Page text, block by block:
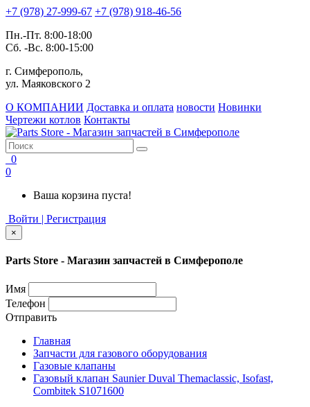
+7 (978) 27-999-67 +7 (978) 918-46-56
Пн.-Пт. 8:00-18:00
Сб. -Вс. 8:00-15:00
г. Симферополь,
ул. Маяковского 2
О КОМПАНИИ Доставка и оплата новости Новинки
Чертежи котлов Контакты
0
0
Ваша корзина пуста!
Войти | Регистрация
×
Parts Store - Магазин запчастей в Симферополе
Имя
Телефон
Отправить
Главная
Запчасти для газового оборудования
Газовые клапаны
Газовый клапан Saunier Duval Themaclassic, Isofast,
Combitek S1071600